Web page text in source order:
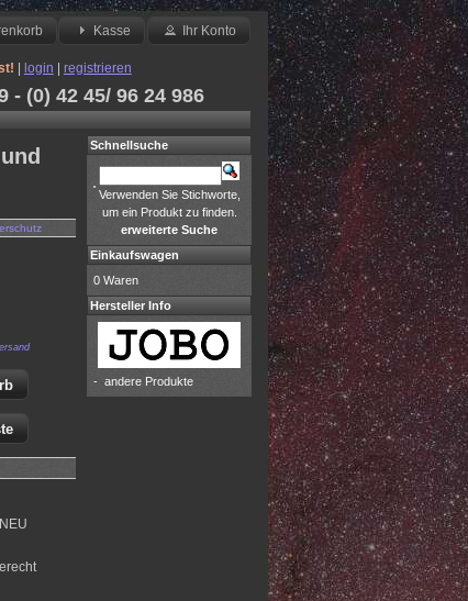
Kasse Ihr Konto
login registrieren
- (0) 42 45/ 96 24 986
Schnellsuche
Verwenden Sie Stichworte,
um ein Produkt zu finden.
erweiterte Suche
Einkaufswagen
0 Waren
Hersteller Info
- andere Produkte